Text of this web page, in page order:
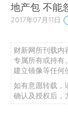
地产包 不能
2017年07月11日
财新网所刊载内
专属所有或持有
建立镜像等任何
如有意愿转载，
确认及授权后，